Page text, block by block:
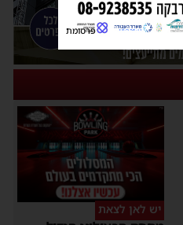
יש לאן לצאת
פרסומת